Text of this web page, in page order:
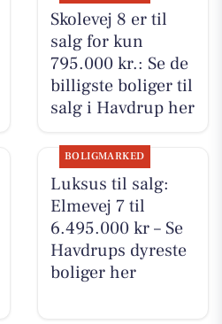
Skolevej 8 er til
salg for kun
795.000 kr.: Se de
billigste boliger til
salg i Havdrup her
BOLIGMARKED
Luksus til salg:
Elmevej 7 til
6.495.000 kr – Se
Havdrups dyreste
boliger her